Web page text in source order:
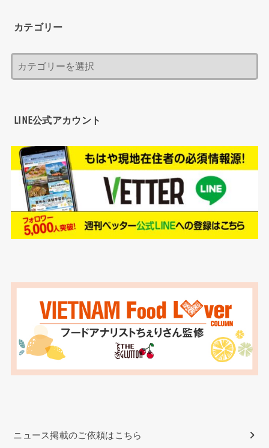
カテゴリー
LINE公式アカウント
ニュース掲載のご依頼はこちら